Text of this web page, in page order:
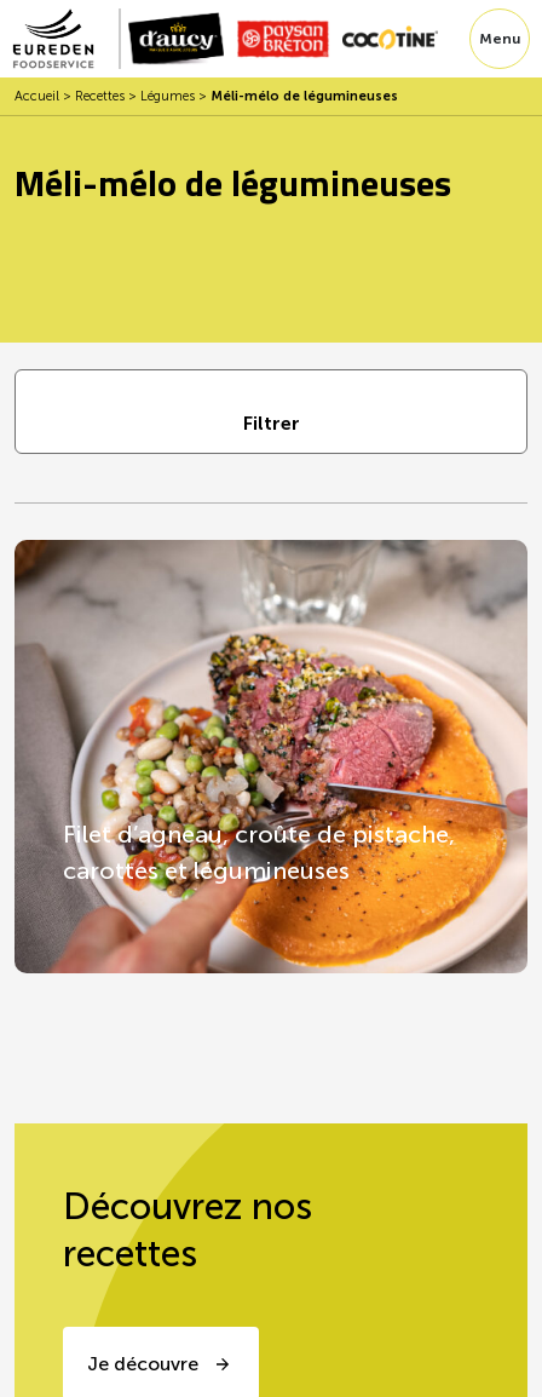
Menu
Accueil > Recettes > Légumes > Méli-mélo de légumineuses
Méli-mélo de légumineuses
Filtrer
Filet d’agneau, croûte de pistache,
carottes et légumineuses
Découvrez nos
recettes
Je découvre